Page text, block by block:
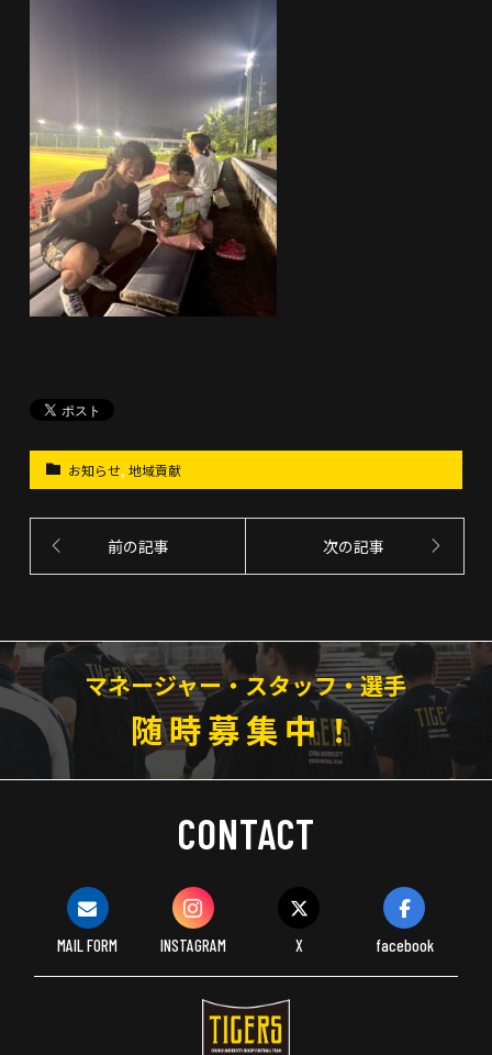
お知らせ,地域貢献
前の記事 次の記事
マネージャー・スタッフ・選手
随時募集中！
CONTACT
MAIL FORM INSTAGRAM X facebook